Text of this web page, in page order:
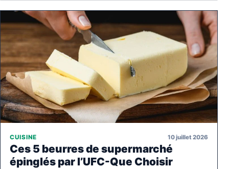
CUISINE 10 juillet 2026
Ces 5 beurres de supermarché
épinglés par l’UFC-Que Choisir